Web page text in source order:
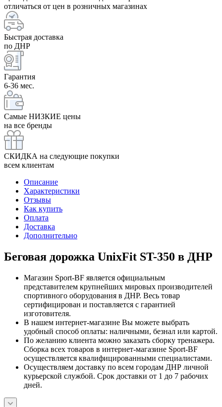
отличаться от цен в розничных магазинах
Быстрая доставка
по ДНР
Гарантия
6-36 мес.
Самые НИЗКИЕ цены
на все бренды
СКИДКА на следующие покупки
всем клиентам
Описание
Характеристики
Отзывы
Как купить
Оплата
Доставка
Дополнительно
Беговая дорожка UnixFit ST-350 в ДНР
Магазин Sport-BF является официальным
представителем крупнейших мировых производителей
спортивного оборудования в ДНР. Весь товар
сертифицирован и поставляется с гарантией
изготовителя.
В нашем интернет-магазине Вы можете выбрать
удобный способ оплаты: наличными, безнал или картой.
По желанию клиента можно заказать сборку тренажера.
Сборка всех товаров в интернет-магазине Sport-BF
осуществляется квалифицированными специалистами.
Осуществляем доставку по всем городам ДНР личной
курьерской службой. Срок доставки от 1 до 7 рабочих
дней.